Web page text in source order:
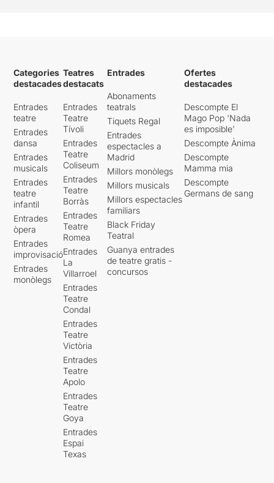
Categories
destacades
Entrades
teatre
Entrades
dansa
Entrades
musicals
Entrades
teatre
infantil
Entrades
òpera
Entrades
improvisació
Entrades
monòlegs
Teatres
destacats
Entrades
Teatre
Tívoli
Entrades
Teatre
Coliseum
Entrades
Teatre
Borràs
Entrades
Teatre
Romea
Entrades
La
Villarroel
Entrades
Teatre
Condal
Entrades
Teatre
Victòria
Entrades
Teatre
Apolo
Entrades
Teatre
Goya
Entrades
Espai
Texas
Entrades
Abonaments
teatrals
Tiquets Regal
Entrades
espectacles a
Madrid
Millors monòlegs
Millors musicals
Millors espectacles
familiars
Black Friday
Teatral
Guanya entrades
de teatre gratis -
concursos
Ofertes
destacades
Descompte El
Mago Pop 'Nada
es imposible'
Descompte Ànima
Descompte
Mamma mia
Descompte
Germans de sang